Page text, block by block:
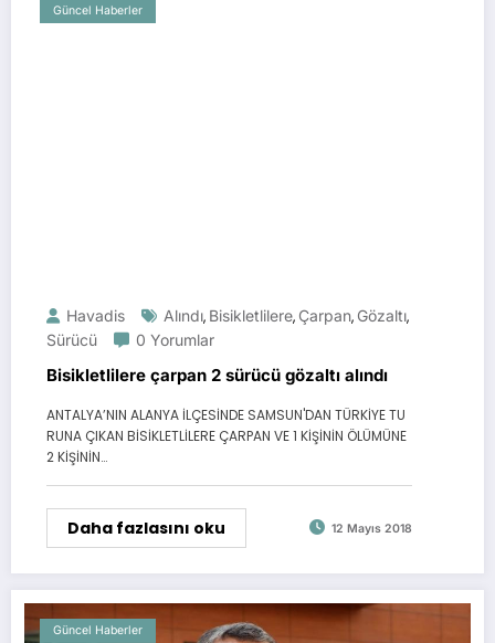
Güncel Haberler
Havadis Alındı, Bisikletlilere, Çarpan, Gözaltı,
Sürücü
0 Yorumlar
Bisikletlilere çarpan 2 sürücü gözaltı alındı
ANTALYA’NIN ALANYA İLÇESİNDE SAMSUN'DAN TÜRKİYE TU
RUNA ÇIKAN BİSİKLETLİLERE ÇARPAN VE 1 KİŞİNİN ÖLÜMÜNE
2 KİŞİNİN…
Daha fazlasını oku 12 Mayıs 2018
Güncel Haberler